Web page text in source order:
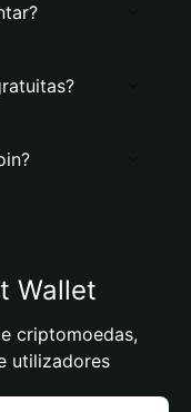
Wallet
criptomoedas,
utilizadores